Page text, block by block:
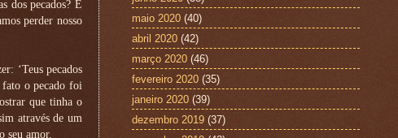
dos pecados? E
perder nosso
‘Teus pecados
fato o pecado foi
que tinha o
através de um
seu amor.
maio 2020 (40)
abril 2020 (42)
março 2020 (46)
fevereiro 2020 (35)
janeiro 2020 (39)
dezembro 2019 (37)